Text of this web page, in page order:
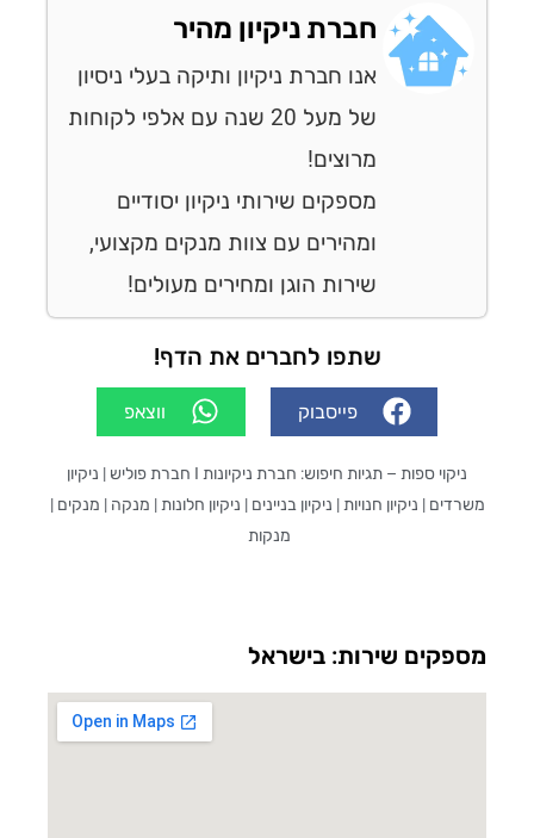
חברת ניקיון מהיר
אנו חברת ניקיון ותיקה בעלי ניסיון
של מעל 20 שנה עם אלפי לקוחות
מספקים שירותי ניקיון יסודיים
ומהירים עם צוות מנקים מקצועי,
שירות הוגן ומחירים מעולים!
שתפו לחברים את הדף!
פייסבוק ווצאפ
– תגיות חיפוש: חברת ניקיונות I חברת פוליש | ניקיון
| ניקיון חנויות | ניקיון בניינים | ניקיון חלונות | מנקה | מנקים |
שירות: בישראל